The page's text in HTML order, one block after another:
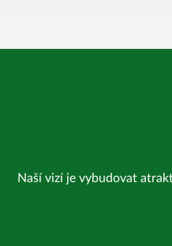
Naší vizí je vybudovat